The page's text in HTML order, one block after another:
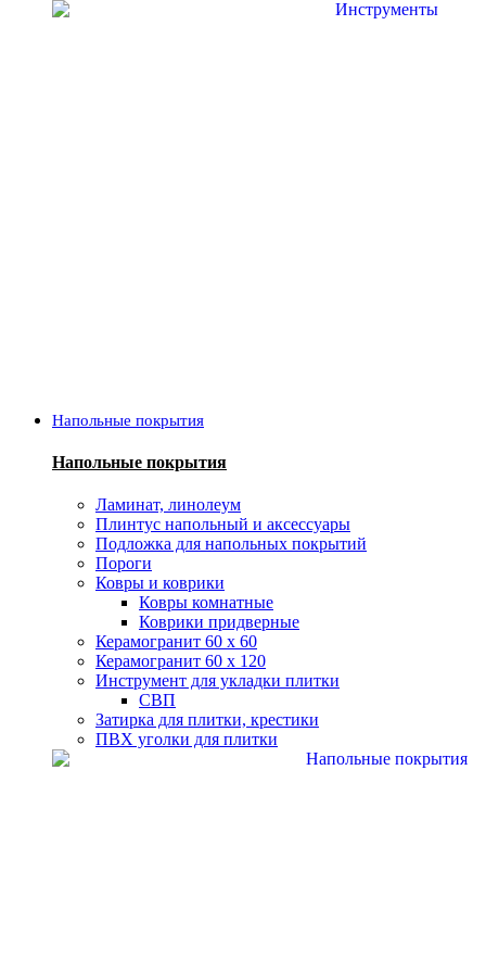
Напольные покрытия
Напольные покрытия
Ламинат, линолеум
Плинтус напольный и аксессуары
Подложка для напольных покрытий
Пороги
Ковры и коврики
Ковры комнатные
Коврики придверные
Керамогранит 60 х 60
Керамогранит 60 х 120
Инструмент для укладки плитки
СВП
Затирка для плитки, крестики
ПВХ уголки для плитки